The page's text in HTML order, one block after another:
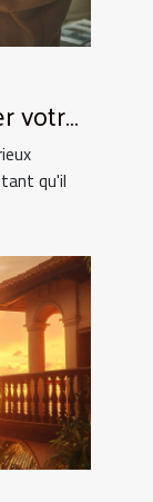
votre
qu'il